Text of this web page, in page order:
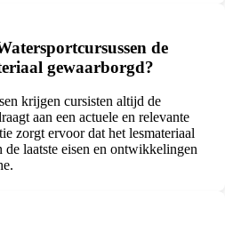
de
gewaarborgd?
krijgen cursisten altijd de
aan een actuele en relevante
zorgt ervoor dat het lesmateriaal
de laatste eisen en ontwikkelingen